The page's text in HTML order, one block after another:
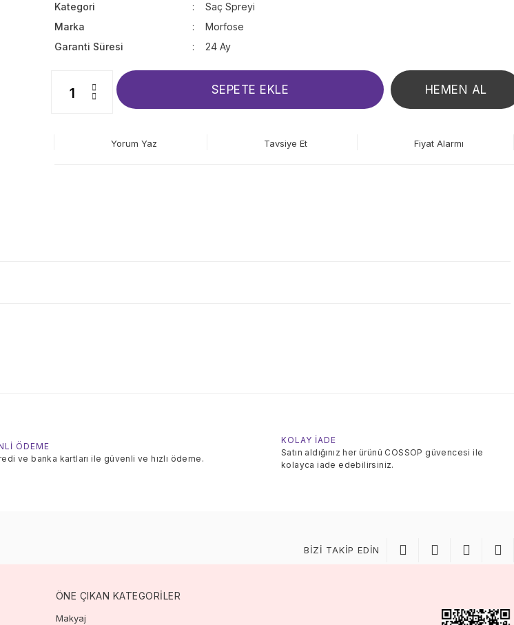
Kategori
Saç Spreyi
Marka
Morfose
Garanti Süresi
24 Ay
SEPETE EKLE HEMEN AL
Yorum Yaz Tavsiye Et Fiyat Alarmı
ÖDEME
ve banka kartları ile güvenli ve hızlı ödeme.
KOLAY İADE
Satın aldığınız her ürünü COSSOP güvencesi ile
kolayca iade edebilirsiniz.
BİZİ TAKİP EDİN
ÖNE ÇIKAN KATEGORİLER
Makyaj